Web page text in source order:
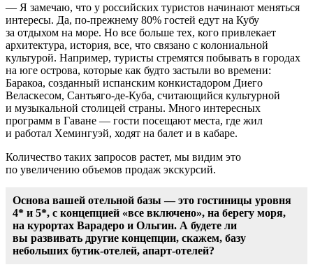
— Я замечаю, что у российских туристов начинают меняться
интересы. Да, по-прежнему 80% гостей едут на Кубу
за отдыхом на море. Но все больше тех, кого привлекает
архитектура, история, все, что связано с колониальной
культурой. Например, туристы стремятся побывать в городах
на юге острова, которые как будто застыли во времени:
Баракоа, созданный испанским конкистадором Диего
Веласкесом, Сантьяго-де-Куба, считающийся культурной
и музыкальной столицей страны. Много интересных
программ в Гаване — гости посещают места, где жил
и работал Хемингуэй, ходят на балет и в кабаре.
Количество таких запросов растет, мы видим это
по увеличению объемов продаж экскурсий.
Основа вашей отельной базы — это гостиницы уровня
4* и 5*, с концепцией «все включено», на берегу моря,
на курортах Варадеро и Ольгин. А будете ли
вы развивать другие концепции, скажем, базу
небольших бутик-отелей, апарт-отелей?